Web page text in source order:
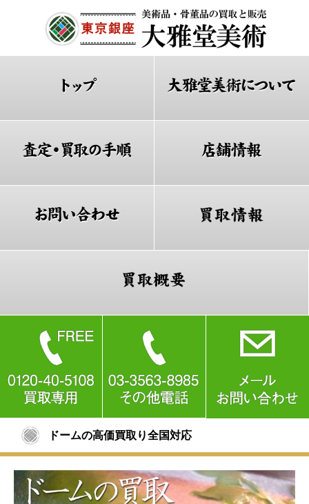
ドームの高価買取り全国対応